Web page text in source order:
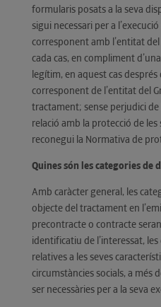
formularis posats a la seva
sigui necessari per a
corresponent amb l’entitat
cada cas, en compliment
legítim, en aquest cas després
corresponent de l’entitat del
tractament; sense perjudici de
relació amb la protecció de les
reconegui la Normativa de
Quines són les categories de
Amb caràcter general, les
objecte del tractament en
precontracte o contracte
identificatiu de l’interessat,
relatives a les seves
circumstàncies socials, a més
ser necessàries per a la seva